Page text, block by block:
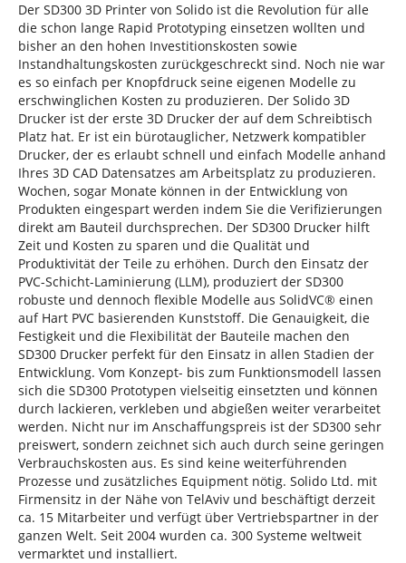
Der SD300 3D Printer von Solido ist die Revolution für alle
die schon lange Rapid Prototyping einsetzen wollten und
bisher an den hohen Investitionskosten sowie
Instandhaltungskosten zurückgeschreckt sind. Noch nie war
es so einfach per Knopfdruck seine eigenen Modelle zu
erschwinglichen Kosten zu produzieren. Der Solido 3D
Drucker ist der erste 3D Drucker der auf dem Schreibtisch
Platz hat. Er ist ein bürotauglicher, Netzwerk kompatibler
Drucker, der es erlaubt schnell und einfach Modelle anhand
Ihres 3D CAD Datensatzes am Arbeitsplatz zu produzieren.
Wochen, sogar Monate können in der Entwicklung von
Produkten eingespart werden indem Sie die Verifizierungen
direkt am Bauteil durchsprechen. Der SD300 Drucker hilft
Zeit und Kosten zu sparen und die Qualität und
Produktivität der Teile zu erhöhen. Durch den Einsatz der
PVC-Schicht-Laminierung (LLM), produziert der SD300
robuste und dennoch flexible Modelle aus SolidVC® einen
auf Hart PVC basierenden Kunststoff. Die Genauigkeit, die
Festigkeit und die Flexibilität der Bauteile machen den
SD300 Drucker perfekt für den Einsatz in allen Stadien der
Entwicklung. Vom Konzept- bis zum Funktionsmodell lassen
sich die SD300 Prototypen vielseitig einsetzten und können
durch lackieren, verkleben und abgießen weiter verarbeitet
werden. Nicht nur im Anschaffungspreis ist der SD300 sehr
preiswert, sondern zeichnet sich auch durch seine geringen
Verbrauchskosten aus. Es sind keine weiterführenden
Prozesse und zusätzliches Equipment nötig. Solido Ltd. mit
Firmensitz in der Nähe von TelAviv und beschäftigt derzeit
ca. 15 Mitarbeiter und verfügt über Vertriebspartner in der
ganzen Welt. Seit 2004 wurden ca. 300 Systeme weltweit
vermarktet und installiert.